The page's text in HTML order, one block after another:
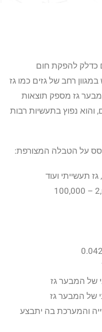
כדלק להפקת חום
רחב של גזים כמו גז
גז מספק תוצאות
והוא נפוץ בתעשיות רבות
על הטבלה המצורפת:
תעשייתי ועוד
של המבער גז
של המבער גז
והמערכת בה יתבצע